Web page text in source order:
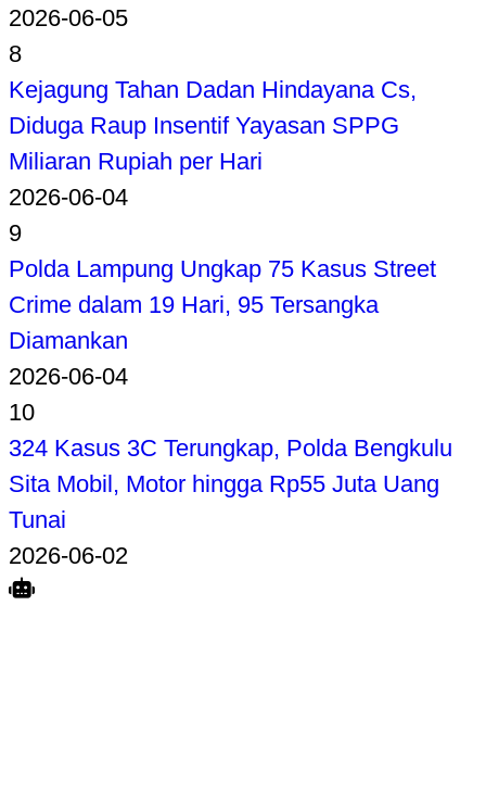
2026-06-05
8
Kejagung Tahan Dadan Hindayana Cs,
Diduga Raup Insentif Yayasan SPPG
Miliaran Rupiah per Hari
2026-06-04
9
Polda Lampung Ungkap 75 Kasus Street
Crime dalam 19 Hari, 95 Tersangka
Diamankan
2026-06-04
10
324 Kasus 3C Terungkap, Polda Bengkulu
Sita Mobil, Motor hingga Rp55 Juta Uang
Tunai
2026-06-02